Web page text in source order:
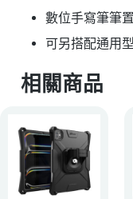
數位手寫筆筆
可另搭配通用
相關商品